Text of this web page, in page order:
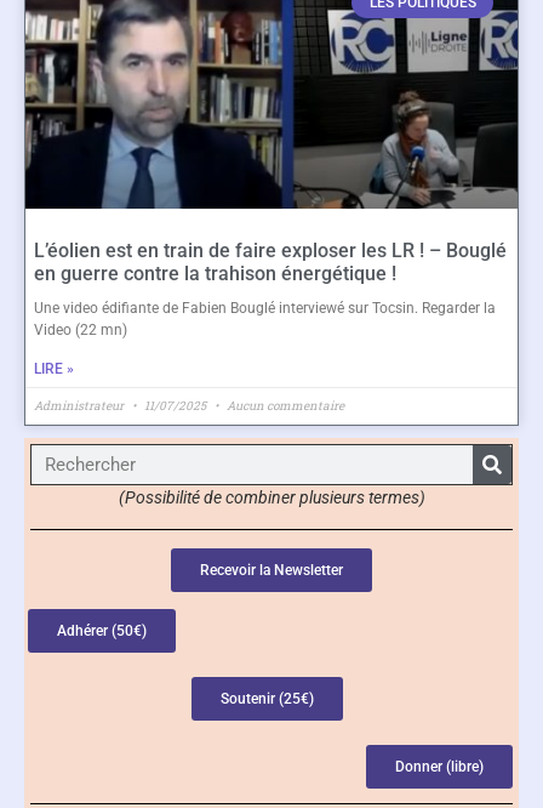
L’éolien est en train de faire exploser les LR ! – Bouglé
en guerre contre la trahison énergétique !
Une video édifiante de Fabien Bouglé interviewé sur Tocsin. Regarder la
Video (22 mn)
LIRE »
Administrateur 11/07/2025 Aucun commentaire
(Possibilité de combiner plusieurs termes)
Recevoir la Newsletter
Adhérer (50€)
Soutenir (25€)
Donner (libre)